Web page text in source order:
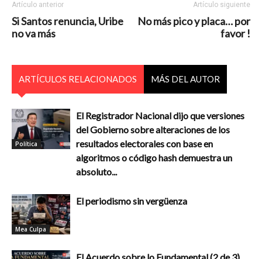
Artículo anterior
Si Santos renuncia, Uribe
no va más
Artículo siguiente
No más pico y placa… por
favor !
ARTÍCULOS RELACIONADOS MÁS DEL AUTOR
Política
El Registrador Nacional dijo que versiones
del Gobierno sobre alteraciones de los
resultados electorales con base en
algoritmos o código hash demuestra un
absoluto...
Mea Culpa
El periodismo sin vergüenza